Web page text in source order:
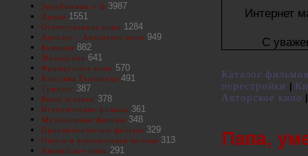
Интернет
С
Каталог
перестройки
Авторское кино
Папа,
Зарубежные х/ф 3987
Драма 1551
Отечественное кино 1284
Артхаус - Авторское кино 949
Комедия 882
Мелодрама 641
Французское кино 570
Классика Голливуда 491
Триллер 387
Балет и танец 378
Исторические фильмы 361
Музыкальные фильмы 348
Приключенческие фильмы 329
Оперы и классическая музыка 313
Английское кино 291